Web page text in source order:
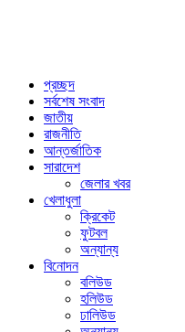
প্রচ্ছদ
সর্বশেষ সংবাদ
জাতীয়
রাজনীতি
আন্তর্জাতিক
সারাদেশ
জেলার খবর
খেলাধুলা
ক্রিকেট
ফুটবল
অন্যান্য
বিনোদন
বলিউড
হলিউড
ঢালিউড